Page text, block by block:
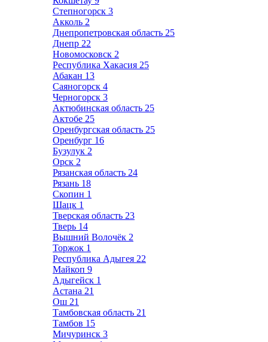
Степногорск 3
Акколь 2
Днепропетровская область 25
Днепр 22
Новомосковск 2
Республика Хакасия 25
Абакан 13
Саяногорск 4
Черногорск 3
Актюбинская область 25
Актобе 25
Оренбургская область 25
Оренбург 16
Бузулук 2
Орск 2
Рязанская область 24
Рязань 18
Скопин 1
Шацк 1
Тверская область 23
Тверь 14
Вышний Волочёк 2
Торжок 1
Республика Адыгея 22
Майкоп 9
Адыгейск 1
Астана 21
Ош 21
Тамбовская область 21
Тамбов 15
Мичуринск 3